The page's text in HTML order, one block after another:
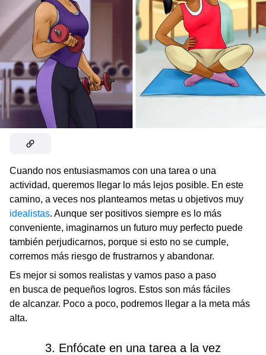
Cuando nos entusiasmamos con una tarea o una
actividad, queremos llegar lo más lejos posible. En este
camino, a veces nos planteamos metas u objetivos muy
idealistas. Aunque ser positivos siempre es lo más
conveniente, imaginarnos un futuro muy perfecto puede
también perjudicarnos, porque si esto no se cumple,
corremos más riesgo de frustrarnos y abandonar.
Es mejor si somos realistas y vamos paso a paso
en busca de pequeños logros. Estos son más fáciles
de alcanzar. Poco a poco, podremos llegar a la meta más
alta.
3. Enfócate en una tarea a la vez